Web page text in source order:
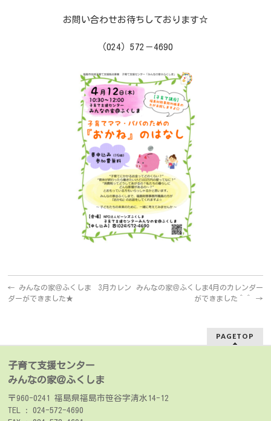
お問い合わせお待ちしております☆
（024）572－4690
←
みんなの家＠ふくしま 3月カレン
ダーができました★
みんなの家＠ふくしま4月のカレンダー
ができました＾＾ →
PAGETOP
子育て支援センター
みんなの家＠ふくしま
〒960-0241 福島県福島市笹谷字清水14-12
TEL : 024-572-4690